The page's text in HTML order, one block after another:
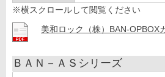
※横スクロールして閲覧ください
美和ロック（株）BAN-OPBOX
ＢＡＮ－ＡＳシリーズ